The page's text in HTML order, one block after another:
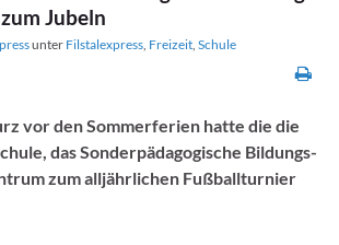
Jubeln
unter Filstalexpress, Freizeit, Schule
vor den Sommerferien hatte die die
dasSonderpädagogische Bildungs-
zum alljährlichen Fußballturnier